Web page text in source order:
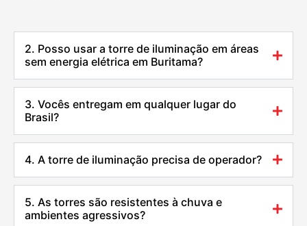
2. Posso usar a torre de iluminação em áreas
sem energia elétrica em Buritama?
3. Vocês entregam em qualquer lugar do
Brasil?
4. A torre de iluminação precisa de operador?
5. As torres são resistentes à chuva e
ambientes agressivos?